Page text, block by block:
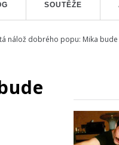
SOUTĚŽE
nálož dobrého popu: Mika